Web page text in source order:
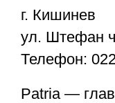
г. Кишинев
ул. Штефан
Телефон:
Patria —